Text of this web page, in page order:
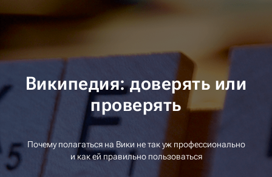
Википедия: доверять или
проверять
Почему полагаться на Вики не так уж профессионально
и как ей правильно пользоваться